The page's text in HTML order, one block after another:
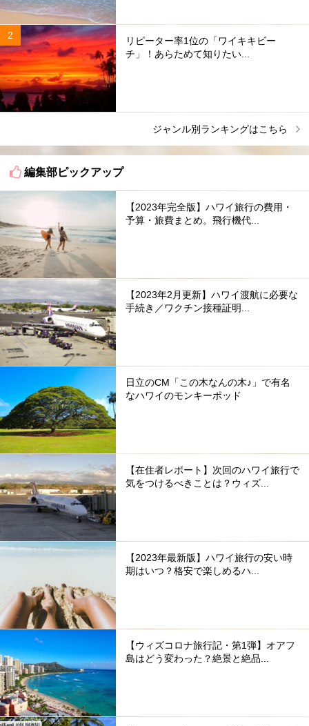
リピーター率1位の「ワイキキビー
チ」！あらためて知りたい...
ジャンル別ランキングはこちら
編集部ピックアップ
【2023年完全版】ハワイ旅行の費用・
予算・旅費まとめ。飛行機代...
【2023年2月更新】ハワイ渡航に必要な
手続き／ワクチン接種証明...
日立のCM「この木なんの木♪」で有名
なハワイのモンキーポッド
【在住者レポート】次回のハワイ旅行で
気をつけるべきことは？ウィズ...
【2023年最新版】ハワイ旅行の安い時
期はいつ？格安で楽しめるハ...
【ウィズコロナ旅行記・第1弾】オアフ
島はどう変わった？絶景と絶品...